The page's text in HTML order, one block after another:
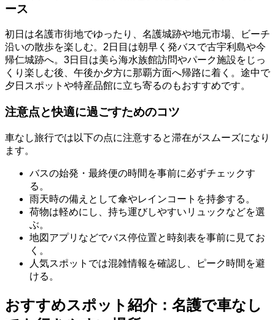
ース
初日は名護市街地でゆったり、名護城跡や地元市場、ビーチ
沿いの散歩を楽しむ。2日目は朝早く発バスで古宇利島や今
帰仁城跡へ。3日目は美ら海水族館訪問やパーク施設をじっ
くり楽しむ後、午後か夕方に那覇方面へ帰路に着く。途中で
夕日スポットや特産品館に立ち寄るのもおすすめです。
注意点と快適に過ごすためのコツ
車なし旅行では以下の点に注意すると滞在がスムーズになり
ます。
バスの始発・最終便の時間を事前に必ずチェックす
る。
雨天時の備えとして傘やレインコートを持参する。
荷物は軽めにし、持ち運びしやすいリュックなどを選
ぶ。
地図アプリなどでバス停位置と時刻表を事前に見てお
く。
人気スポットでは混雑情報を確認し、ピーク時間を避
ける。
おすすめスポット紹介：名護で車なし